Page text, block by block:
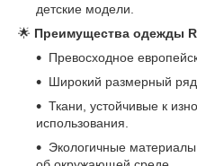
детские модели.
🌟 Преимущества одежды
Превосходное
Широкий размерный ряд.
Ткани, устойчивые к
использования.
Экологичные материалы